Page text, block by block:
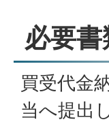
必要書
買受代金
当へ提出